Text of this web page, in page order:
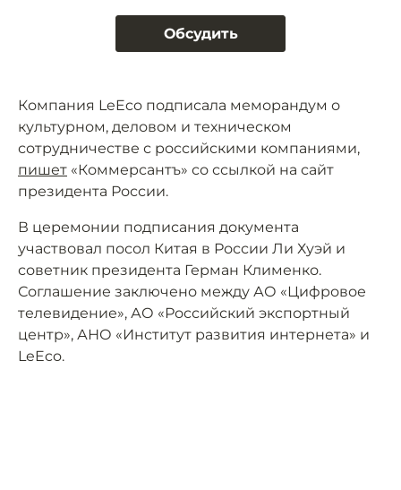
Обсудить
Компания LeEco подписала меморандум о
культурном, деловом и техническом
сотрудничестве с российскими компаниями,
пишет «Коммерсантъ» со ссылкой на сайт
президента России.
В церемонии подписания документа
участвовал посол Китая в России Ли Хуэй и
советник президента Герман Клименко.
Соглашение заключено между АО «Цифровое
телевидение», АО «Российский экспортный
центр», АНО «Институт развития интернета» и
LeEco.